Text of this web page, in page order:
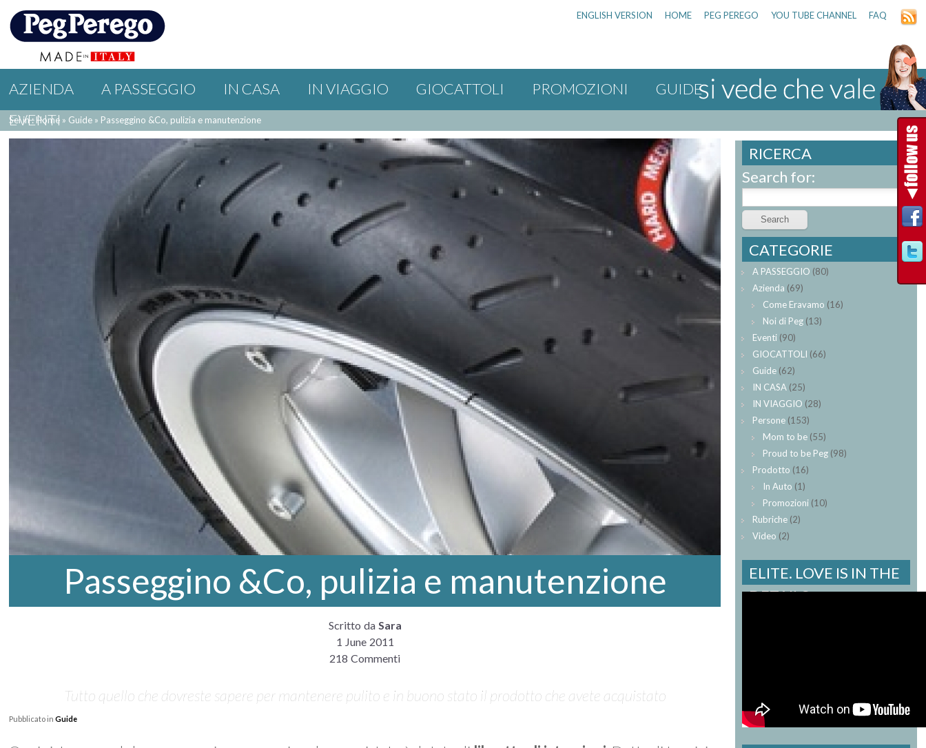
ENGLISH VERSION HOME PEG PEREGO YOU TUBE CHANNEL FAQ
AZIENDA A PASSEGGIO IN CASA IN VIAGGIO GIOCATTOLI PROMOZIONI
GUIDE
EVENTI
Sei in : Home » Guide » Passeggino &Co, pulizia e manutenzione
Passeggino &Co, pulizia e manutenzione
Scritto da Sara
1 June 2011
218 Commenti
Tutto quello che dovreste sapere per mantenere pulito e in buono stato il prodotto che avete acquistato
Pubblicato inGuide
RICERCA
Search for:
CATEGORIE
A PASSEGGIO (80)
Azienda (69)
Come Eravamo (16)
Noi di Peg (13)
Eventi (90)
GIOCATTOLI (66)
Guide (62)
IN CASA (25)
IN VIAGGIO (28)
Persone (153)
Mom to be (55)
Proud to be Peg (98)
Prodotto (16)
In Auto (1)
Promozioni (10)
Rubriche (2)
Video (2)
ELITE. LOVE IS IN THE
DETAILS.